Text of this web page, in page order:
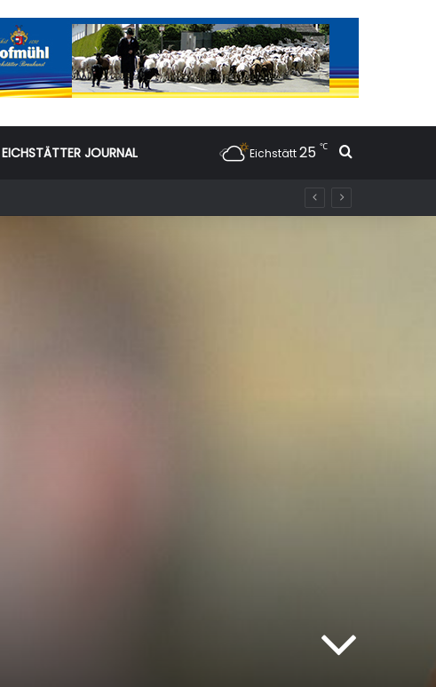
EICHSTÄTTER JOURNAL Eichstätt25 ℃ Suchen